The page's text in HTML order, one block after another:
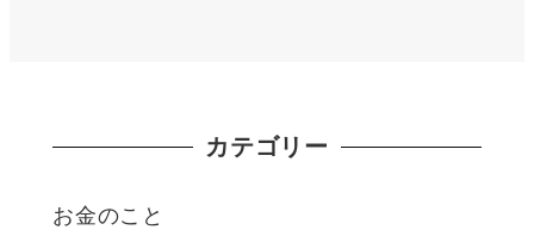
カテゴリー
お金のこと